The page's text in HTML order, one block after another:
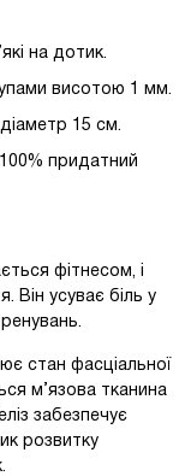
на дотик.
висотою 1 мм.
15 см.
придатний
фітнесом, і
Він усуває біль у
стан фасціальної
м’язова тканина
забезпечує
розвитку